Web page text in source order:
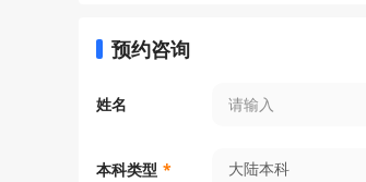
预约咨询
姓名
本科类型 * 大陆本科